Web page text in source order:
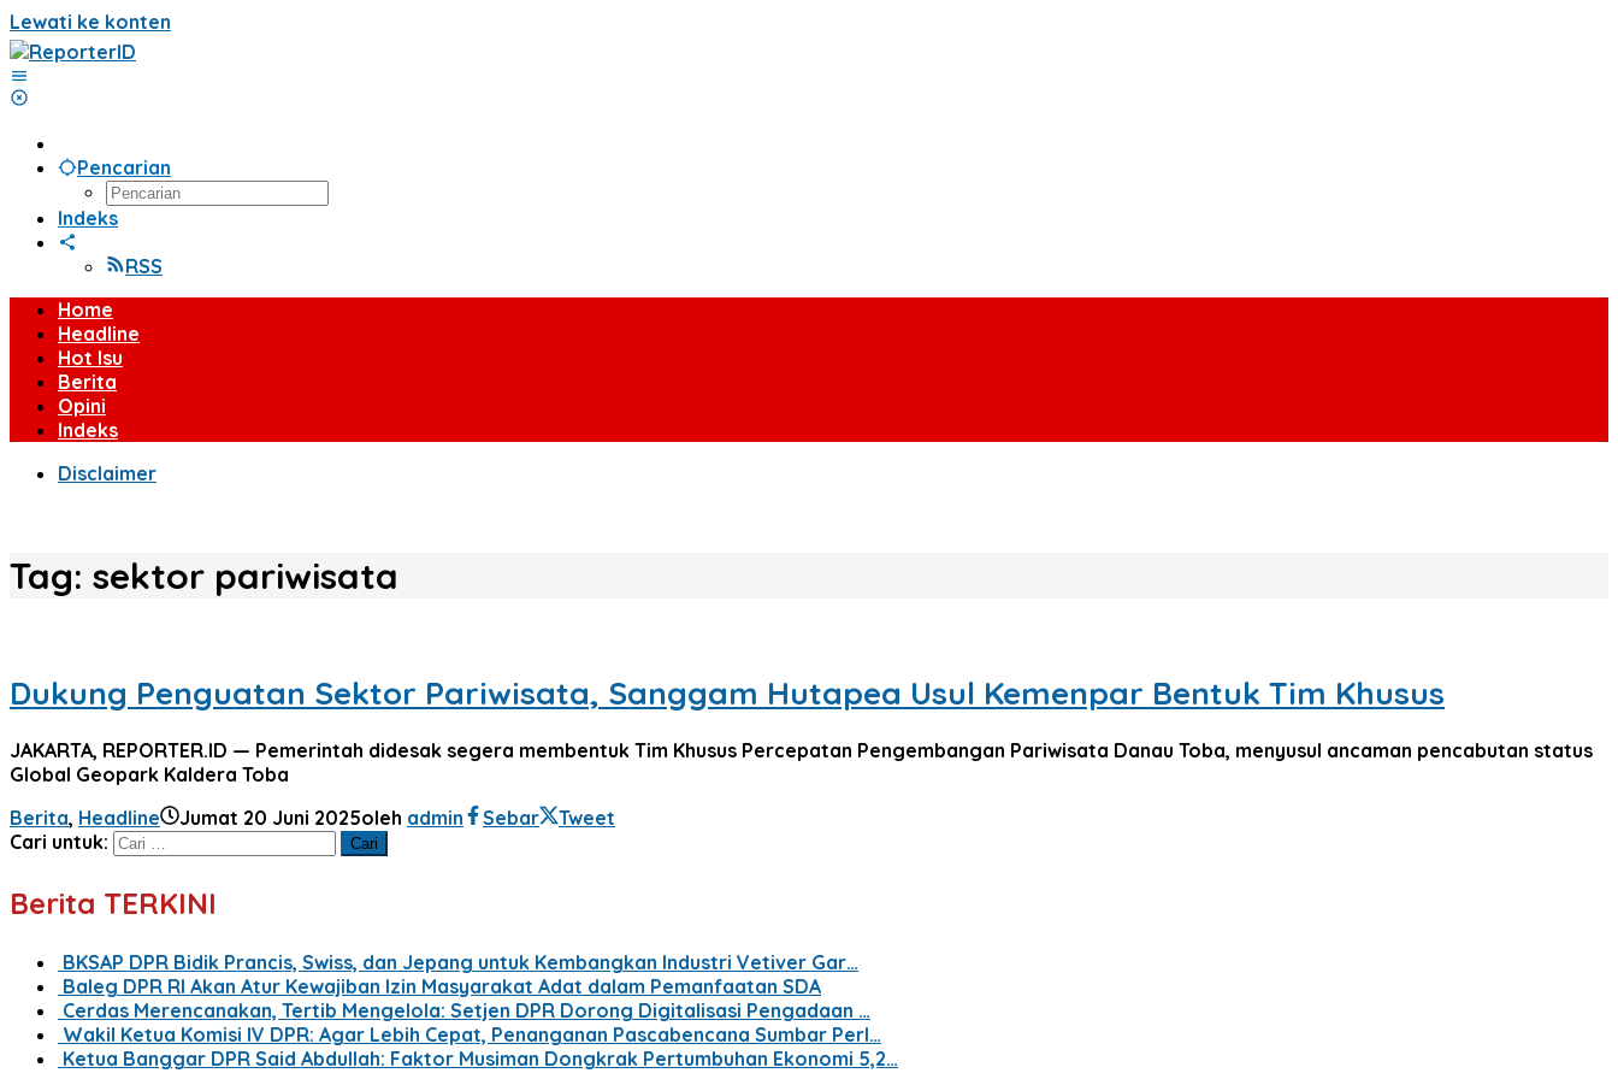
Lewati ke konten
Pencarian
Indeks
RSS
Home
Headline
Hot Isu
Berita
Opini
Indeks
Disclaimer
Tag: sektor pariwisata
Dukung Penguatan Sektor Pariwisata, Sanggam Hutapea Usul Kemenpar Bentuk Tim Khusus
JAKARTA, REPORTER.ID — Pemerintah didesak segera membentuk Tim Khusus Percepatan Pengembangan Pariwisata Danau Toba, menyusul ancaman pencabutan status
Global Geopark Kaldera Toba
Berita, Headline Jumat 20 Juni 2025oleh admin Sebar
Tweet
Cari untuk:
Berita TERKINI
BKSAP DPR Bidik Prancis, Swiss, dan Jepang untuk Kembangkan Industri Vetiver Gar…
Baleg DPR RI Akan Atur Kewajiban Izin Masyarakat Adat dalam Pemanfaatan SDA
Cerdas Merencanakan, Tertib Mengelola: Setjen DPR Dorong Digitalisasi Pengadaan …
Wakil Ketua Komisi IV DPR: Agar Lebih Cepat, Penanganan Pascabencana Sumbar Perl…
Ketua Banggar DPR Said Abdullah: Faktor Musiman Dongkrak Pertumbuhan Ekonomi 5,2…